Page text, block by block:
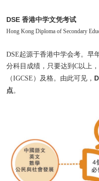
DSE 香港中学文凭考试
Hong Kong Diploma of Secondary
DSE起源于香港中学会考。早
分科目成绩，只要达到C以上
（IGCSE）及格。由此可见，
点。